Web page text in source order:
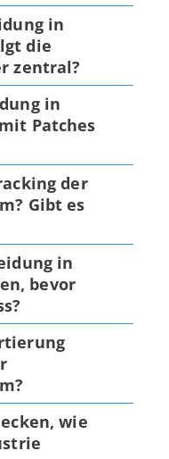
in
die
zentral?
in
Patches
der
Gibt es
in
bevor
wie